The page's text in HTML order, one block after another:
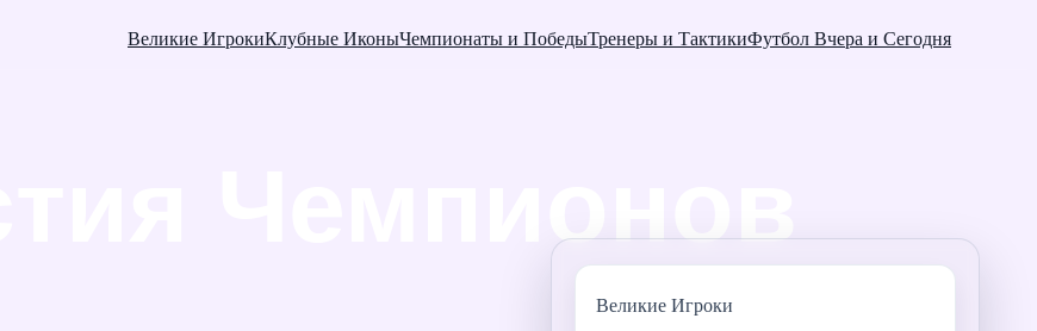
Великие ИгрокиКлубные ИконыЧемпионаты и ПобедыТренеры и ТактикиФутбол Вчера и Сегодня
Великие Игроки